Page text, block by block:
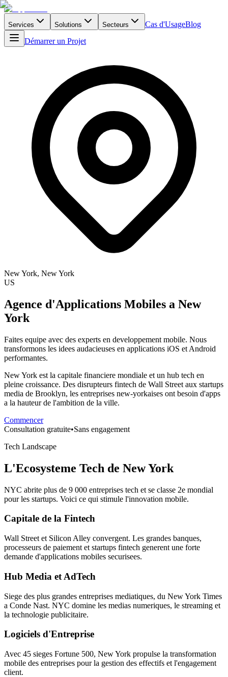
Services Solutions Secteurs Cas d'UsageBlog
Démarrer un Projet
New York, New York
US
Agence d'Applications Mobiles a New
York
Faites equipe avec des experts en developpement mobile. Nous
transformons les idees audacieuses en applications iOS et Android
performantes.
New York est la capitale financiere mondiale et un hub tech en
pleine croissance. Des disrupteurs fintech de Wall Street aux startups
media de Brooklyn, les entreprises new-yorkaises ont besoin d'apps
a la hauteur de l'ambition de la ville.
Commencer
Consultation gratuite•Sans engagement
Tech Landscape
L'Ecosysteme Tech de New York
NYC abrite plus de 9 000 entreprises tech et se classe 2e mondial
pour les startups. Voici ce qui stimule l'innovation mobile.
Capitale de la Fintech
Wall Street et Silicon Alley convergent. Les grandes banques,
processeurs de paiement et startups fintech generent une forte
demande d'applications mobiles securisees.
Hub Media et AdTech
Siege des plus grandes entreprises mediatiques, du New York Times
a Conde Nast. NYC domine les medias numeriques, le streaming et
la technologie publicitaire.
Logiciels d'Entreprise
Avec 45 sieges Fortune 500, New York propulse la transformation
mobile des entreprises pour la gestion des effectifs et l'engagement
client.